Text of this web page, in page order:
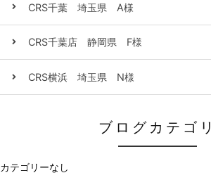
CRS千葉 埼玉県 A様
CRS千葉店 静岡県 F様
CRS横浜 埼玉県 N様
ブログカテゴリ
カテゴリーなし